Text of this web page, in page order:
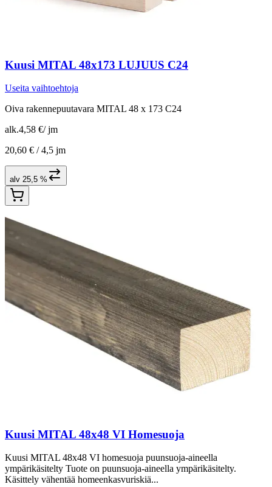
Kuusi MITAL 48x173 LUJUUS C24
Useita vaihtoehtoja
Oiva rakennepuutavara MITAL 48 x 173 C24
alk.4,58 €/ jm
20,60 € /4,5 jm
alv 25,5 %
Kuusi MITAL 48x48 VI Homesuoja
Kuusi MITAL 48x48 VI homesuoja puunsuoja-aineella
ympärikäsitelty Tuote on puunsuoja-aineella ympärikäsitelty.
Käsittely vähentää homeenkasvuriskiä...